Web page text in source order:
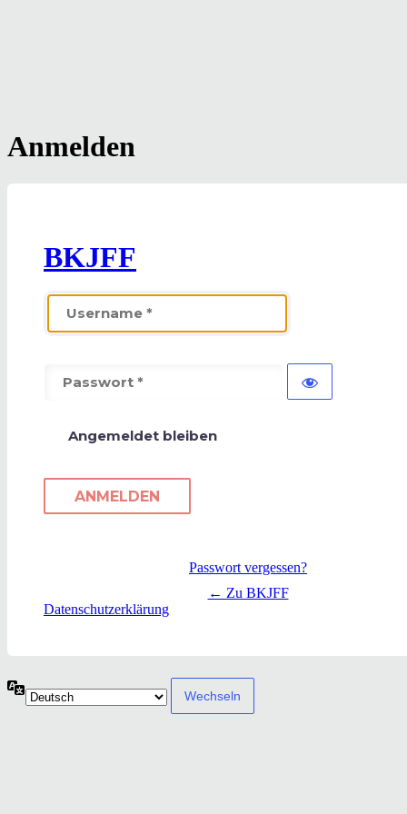
Anmelden
BKJFF
Angemeldet bleiben
Passwort vergessen?
← Zu BKJFF
Datenschutzerklärung